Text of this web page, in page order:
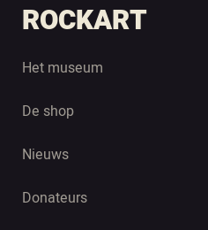
ROCKART
Het museum
De shop
Nieuws
Donateurs